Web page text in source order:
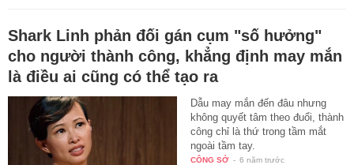
Shark Linh phản đối gán cụm "số hưởng"
cho người thành công, khẳng định may mắn
là điều ai cũng có thể tạo ra
Dẫu may mắn đến đâu nhưng
không quyết tâm theo đuổi, thành
công chỉ là thứ trong tầm mắt
ngoài tầm tay.
CÔNG SỞ - 6 năm trước